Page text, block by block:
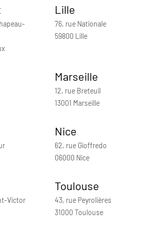
Lille
76, rue Nationale
59800 Lille
Marseille
12, rue Breteuil
13001 Marseille
Nice
62, rue Gioffredo
06000 Nice
Victor
Toulouse
43, rue Peyrolières
31000 Toulouse